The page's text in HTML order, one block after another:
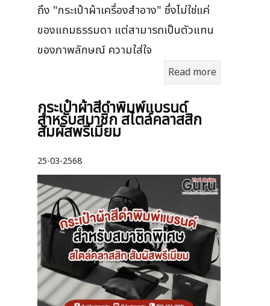
ถึง "กระเป๋าผ้าเครื่องสำอาง" ซึ่งไม่ใช่แค่
ของแถมธรรมดา แต่สามารถเป็นตัวแทน
ของภาพลักษณ์ ความใส่ใจ
Read more
กระเป๋าผ้าสีดำพิมพ์แบรนด์
สำหรับสมาชิก สไตล์คลาสสิก
สัมผัสพรีเมียม
25-03-2568